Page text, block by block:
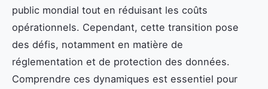
public mondial tout en réduisant les coûts
opérationnels. Cependant, cette transition pose
des défis, notamment en matière de
réglementation et de protection des données.
Comprendre ces dynamiques est essentiel pour